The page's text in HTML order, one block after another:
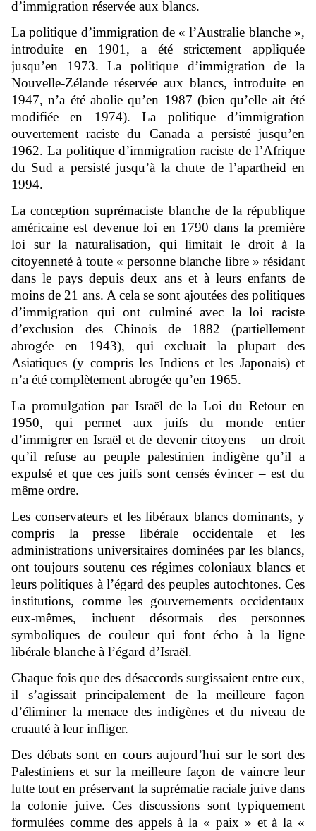
d’immigration réservée aux blancs.
La politique d’immigration de « l’Australie blanche »,
introduite en 1901, a été strictement appliquée
jusqu’en 1973. La politique d’immigration de la
Nouvelle-Zélande réservée aux blancs, introduite en
1947, n’a été abolie qu’en 1987 (bien qu’elle ait été
modifiée en 1974). La politique d’immigration
ouvertement raciste du Canada a persisté jusqu’en
1962. La politique d’immigration raciste de l’Afrique
du Sud a persisté jusqu’à la chute de l’apartheid en
1994.
La conception suprémaciste blanche de la république
américaine est devenue loi en 1790 dans la première
loi sur la naturalisation, qui limitait le droit à la
citoyenneté à toute « personne blanche libre » résidant
dans le pays depuis deux ans et à leurs enfants de
moins de 21 ans. A cela se sont ajoutées des politiques
d’immigration qui ont culminé avec la loi raciste
d’exclusion des Chinois de 1882 (partiellement
abrogée en 1943), qui excluait la plupart des
Asiatiques (y compris les Indiens et les Japonais) et
n’a été complètement abrogée qu’en 1965.
La promulgation par Israël de la Loi du Retour en
1950, qui permet aux juifs du monde entier
d’immigrer en Israël et de devenir citoyens – un droit
qu’il refuse au peuple palestinien indigène qu’il a
expulsé et que ces juifs sont censés évincer – est du
même ordre.
Les conservateurs et les libéraux blancs dominants, y
compris la presse libérale occidentale et les
administrations universitaires dominées par les blancs,
ont toujours soutenu ces régimes coloniaux blancs et
leurs politiques à l’égard des peuples autochtones. Ces
institutions, comme les gouvernements occidentaux
eux-mêmes, incluent désormais des personnes
symboliques de couleur qui font écho à la ligne
libérale blanche à l’égard d’Israël.
Chaque fois que des désaccords surgissaient entre eux,
il s’agissait principalement de la meilleure façon
d’éliminer la menace des indigènes et du niveau de
cruauté à leur infliger.
Des débats sont en cours aujourd’hui sur le sort des
Palestiniens et sur la meilleure façon de vaincre leur
lutte tout en préservant la suprématie raciale juive dans
la colonie juive. Ces discussions sont typiquement
formulées comme des appels à la « paix » et à la «